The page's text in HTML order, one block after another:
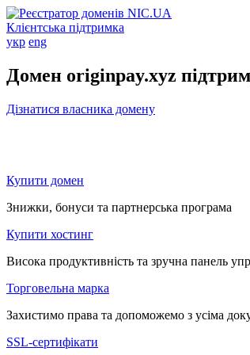
Клієнтська підтримка
укр eng
Домен originpay.xyz
Дізнатися власника домену
Купити домен
Знижки, бонуси та партнерська програма
Купити хостинг
Висока продуктивність та зручна панель
Торговельна марка
Захистимо права та допоможемо з усіма
SSL-сертифікати